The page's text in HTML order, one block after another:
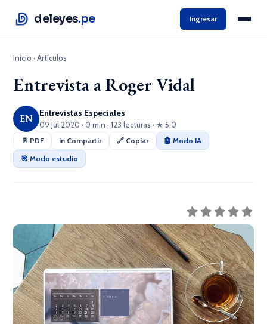
deleyes.pe Ingresar
Inicio ·Artículos
Entrevista a Roger Vidal
EN Entrevistas Especiales
09 Jul 2020 · 0 min · 123 lecturas · ★ 5.0
📄 PDF in Compartir 🔗 Copiar
🤖 Modo IA
🎯 Modo estudio